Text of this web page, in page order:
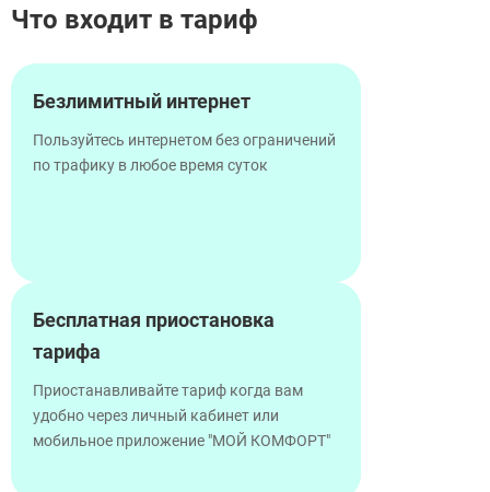
Что входит в тариф
Безлимитный интернет
Пользуйтесь интернетом без ограничений
по трафику в любое время суток
Бесплатная приостановка
тарифа
Приостанавливайте тариф когда вам
удобно через личный кабинет или
мобильное приложение "МОЙ КОМФОРТ"